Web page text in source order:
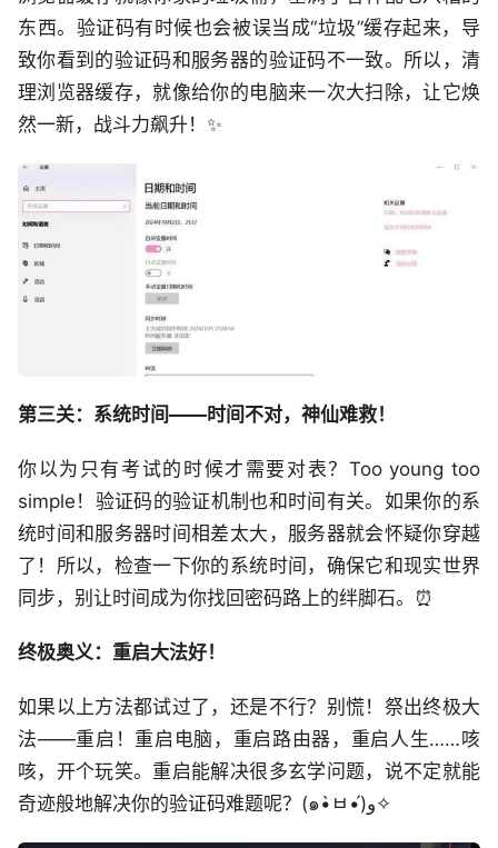
东西。验证码有时候也会被误当成“垃圾”缓存起来，导
致你看到的验证码和服务器的验证码不一致。所以，清
理浏览器缓存，就像给你的电脑来一次大扫除，让它焕
然一新，战斗力飙升！✨
第三关：系统时间——时间不对，神仙难救！
你以为只有考试的时候才需要对表？Too young too
simple！验证码的验证机制也和时间有关。如果你的系
统时间和服务器时间相差太大，服务器就会怀疑你穿越
了！所以，检查一下你的系统时间，确保它和现实世界
同步，别让时间成为你找回密码路上的绊脚石。⏰
终极奥义：重启大法好！
如果以上方法都试过了，还是不行？别慌！祭出终极大
法——重启！重启电脑，重启路由器，重启人生……咳
咳，开个玩笑。重启能解决很多玄学问题，说不定就能
奇迹般地解决你的验证码难题呢？(๑•̀ㅂ•́)و✧